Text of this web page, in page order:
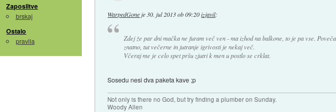
Zaposlitve
brskaj
Ostalo
pravila
WarpedGone je 30. jul 2013 ob 09:20 izjavil:
Zdej že par dni mačka ne furam več ven - ma izhod na balkone, to je pa vse.
znatno, tut večerne in jutranje igrivosti je nekaj več.
Včeraj me je celo spet pršu zjutri k men u postlo se crklat.
Sosedu nesi dva paketa kave ;p
Not only is there no God, but try finding a plumber on Sunday.
Woody Allen